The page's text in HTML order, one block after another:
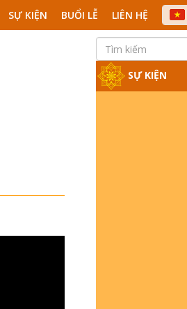
SỰ KIỆN BUỔI LỄ LIÊN HỆ
SỰ KIỆN